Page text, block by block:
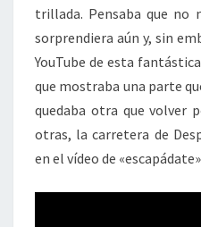
trillada. Pensaba que no
sorprendiera aún y, sin
YouTube de esta
que mostraba una parte
quedaba otra que volver
otras, la carretera de
en el vídeo de